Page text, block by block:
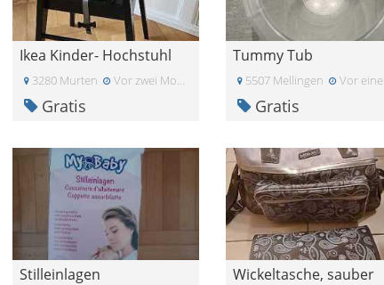
Ikea Kinder- Hochstuhl
3280 Murten Vor zwei Monaten
Gratis
Tummy Tub
5507 Mellingen Vor
Gratis
Stilleinlagen Wickeltasche, sauber